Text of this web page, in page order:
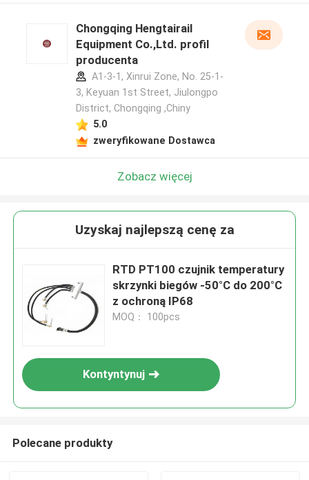
Chongqing Hengtairail
Equipment Co.,Ltd. profil
producenta
A1-3-1, Xinrui Zone, No. 25-1-
3, Keyuan 1st Street, Jiulongpo
District, Chongqing ,Chiny
5.0
zweryfikowane Dostawca
Zobacz więcej
Uzyskaj najlepszą cenę za
RTD PT100 czujnik temperatury
skrzynki biegów -50°C do 200°C
z ochroną IP68
MOQ： 100pcs
Kontyntynuj
Polecane produkty